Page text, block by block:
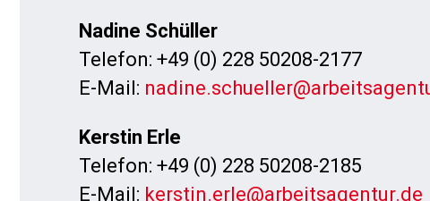
Nadine Schüller
Telefon: +49 (0) 228 50208-2177
E-Mail:
Kerstin Erle
Telefon: +49 (0) 228 50208-2185
E-Mail: kerstin.erle@arbeitsagentur.de